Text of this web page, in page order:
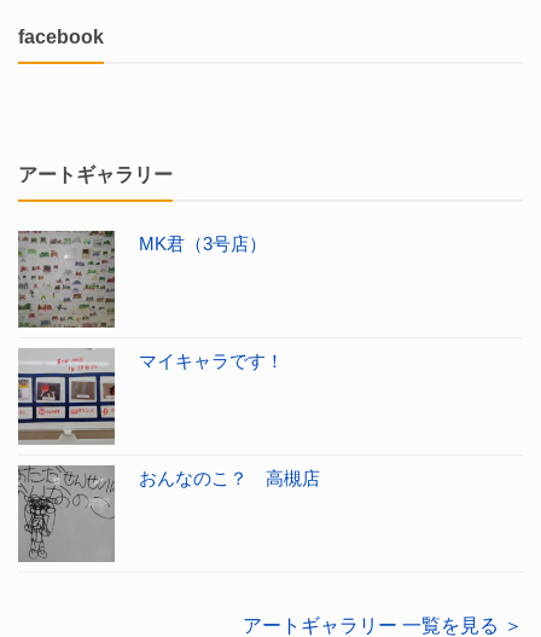
facebook
アートギャラリー
MK君（3号店）
マイキャラです！
おんなのこ？ 高槻店
アートギャラリー 一覧を見る ＞